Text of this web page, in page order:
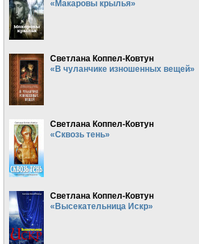
«Макаровы крылья»
Светлана Коппел-Ковтун
«В чуланчике изношенных вещей»
Светлана Коппел-Ковтун
«Сквозь тень»
Светлана Коппел-Ковтун
«Высекательница Искр»